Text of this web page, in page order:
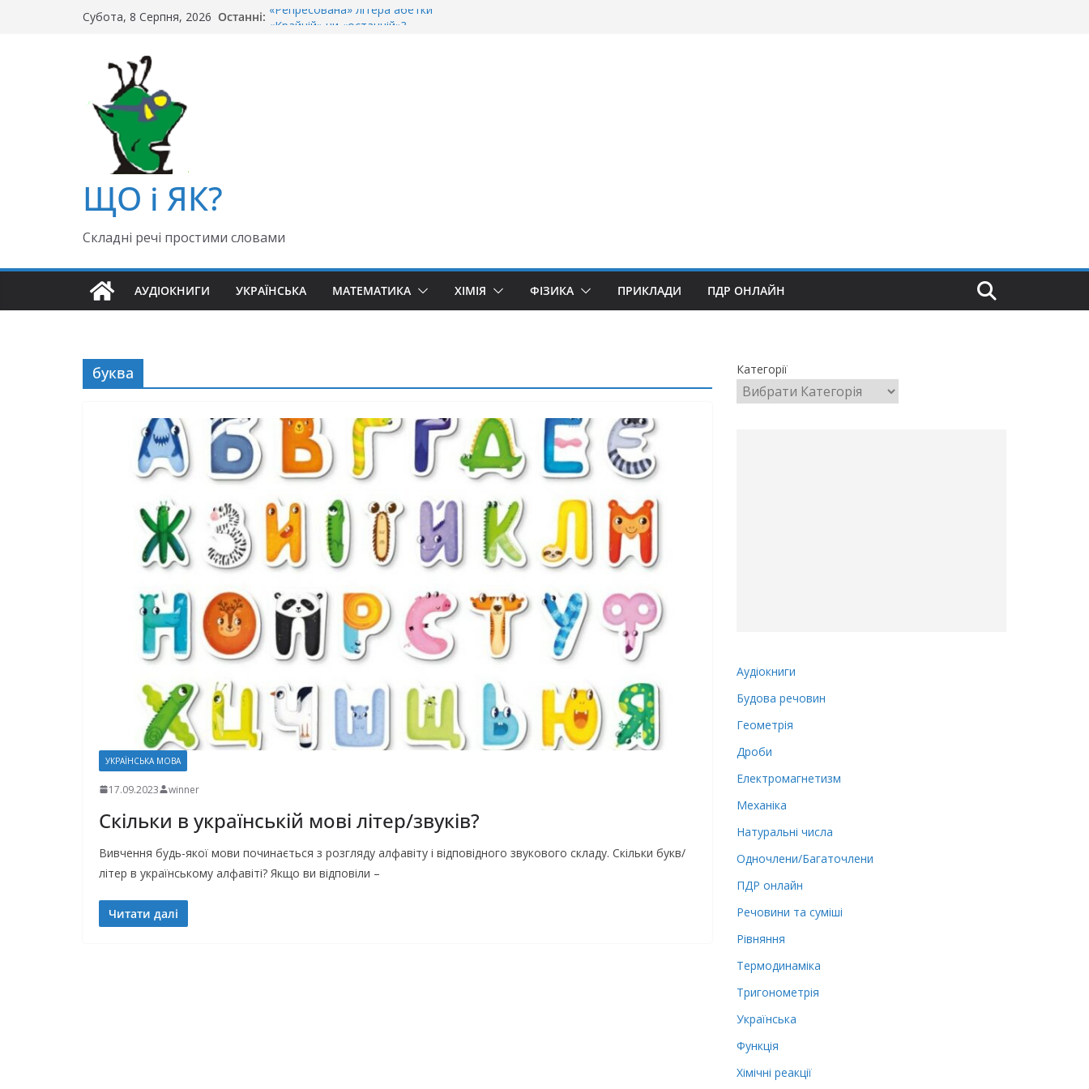
Субота, 8 Серпня, 2026 Останні: «Репресована» літера абетки
ЩО і ЯК?
Складні речі простими словами
АУДІОКНИГИ УКРАЇНСЬКА МАТЕМАТИКА ХІМІЯ ФІЗИКА ПРИКЛАДИ ПДР ОНЛАЙН
буква
УКРАЇНСЬКА МОВА
17.09.2023 winner
Скільки в українській мові літер/звуків?
Вивчення будь-якої мови починається з розгляду алфавіту і відповідного звукового складу. Скільки букв/
літер в українському алфавіті? Якщо ви відповіли –
Читати далі
Категорії
Аудіокниги
Будова речовин
Геометрія
Дроби
Електромагнетизм
Механіка
Натуральні числа
Одночлени/Багаточлени
ПДР онлайн
Речовини та суміші
Рівняння
Термодинаміка
Тригонометрія
Українська
Функція
Хімічні реакції